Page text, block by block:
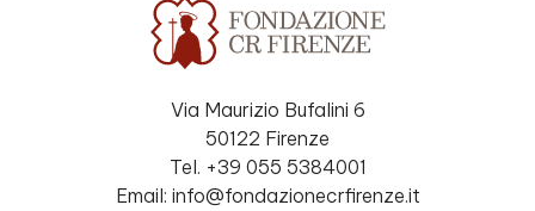
Via Maurizio Bufalini 6
50122 Firenze
Tel. +39 055 5384001
Email: info@fondazionecrfirenze.it